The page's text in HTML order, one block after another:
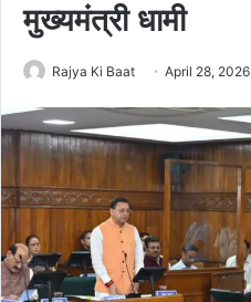
मुख्यमंत्री धामी
Rajya Ki Baat April 28, 2026